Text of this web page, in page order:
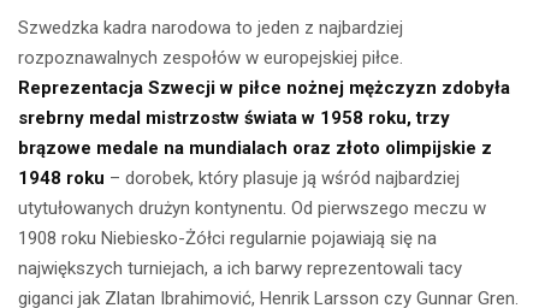
Szwedzka kadra narodowa to jeden z najbardziej
rozpoznawalnych zespołów w europejskiej piłce.
Reprezentacja Szwecji w piłce nożnej mężczyzn zdobyła
srebrny medal mistrzostw świata w 1958 roku, trzy
brązowe medale na mundialach oraz złoto olimpijskie z
1948 roku – dorobek, który plasuje ją wśród najbardziej
utytułowanych drużyn kontynentu. Od pierwszego meczu w
1908 roku Niebiesko-Żółci regularnie pojawiają się na
największych turniejach, a ich barwy reprezentowali tacy
giganci jak Zlatan Ibrahimović, Henrik Larsson czy Gunnar Gren.